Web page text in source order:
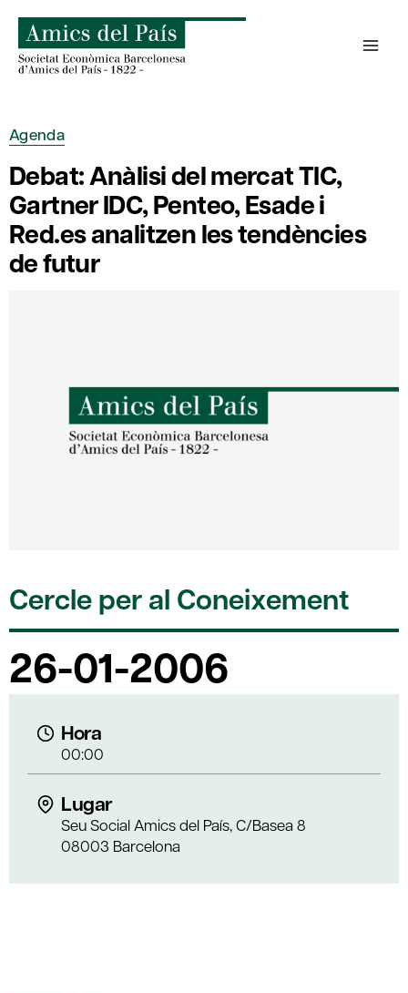
content
Agenda
Debat: Anàlisi del mercat TIC,
Gartner IDC, Penteo, Esade i
Red.es analitzen les tendències
de futur
Cercle per al Coneixement
26-01-2006
Hora
00:00
Lugar
Seu Social Amics del País, C/Basea 8
08003 Barcelona